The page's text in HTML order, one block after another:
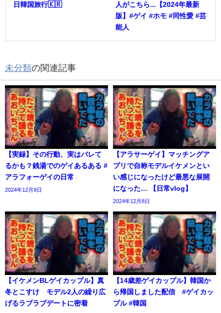
日韓国旅行🇰🇷
人がこちら...【2024年最新
版】#ゲイ #ホモ #同性愛 #芸
能人
未分類の関連記事
【実録】その行動、実はバレて
るかも？銭湯でのゲイあるある #
アラフォーゲイの日常
2024年12月9日
【アラサーゲイ】マッチングア
プリで自称モデルイケメンとい
い感じになったけど最悪な展開
になった… 【日常vlog】
2024年12月8日
【イケメンBLゲイカップル】真
冬とこすけ モデル2人の繰り広
げるラブラブデートに密着
【14歳差ゲイカップル】韓国か
ら帰国しました配信 #ゲイカッ
プル #韓国